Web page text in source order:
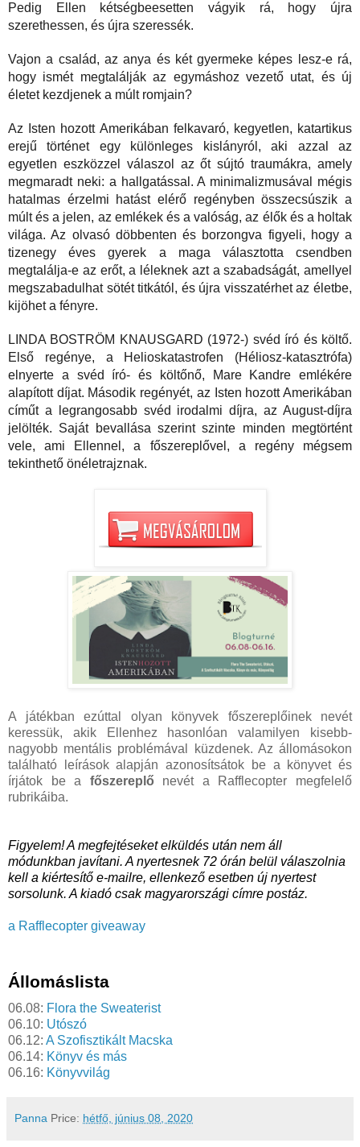
Pedig Ellen kétségbeesetten vágyik rá, hogy újra
szerethessen, és újra szeressék.
Vajon a család, az anya és két gyermeke képes lesz-e rá,
hogy ismét megtalálják az egymáshoz vezető utat, és új
életet kezdjenek a múlt romjain?
Az Isten hozott Amerikában felkavaró, kegyetlen, katartikus
erejű történet egy különleges kislányról, aki azzal az
egyetlen eszközzel válaszol az őt sújtó traumákra, amely
megmaradt neki: a hallgatással. A minimalizmusával mégis
hatalmas érzelmi hatást elérő regényben összecsúszik a
múlt és a jelen, az emlékek és a valóság, az élők és a holtak
világa. Az olvasó döbbenten és borzongva figyeli, hogy a
tizenegy éves gyerek a maga választotta csendben
megtalálja-e az erőt, a léleknek azt a szabadságát, amellyel
megszabadulhat sötét titkától, és újra visszatérhet az életbe,
kijöhet a fényre.
LINDA BOSTRÖM KNAUSGARD (1972-) svéd író és költő.
Első regénye, a Helioskatastrofen (Héliosz-katasztrófa)
elnyerte a svéd író- és költőnő, Mare Kandre emlékére
alapított díjat. Második regényét, az Isten hozott Amerikában
címűt a legrangosabb svéd irodalmi díjra, az August-díjra
jelölték. Saját bevallása szerint szinte minden megtörtént
vele, ami Ellennel, a főszereplővel, a regény mégsem
tekinthető önéletrajznak.
A játékban ezúttal olyan könyvek főszereplőinek nevét
keressük, akik Ellenhez hasonlóan valamilyen kisebb-
nagyobb mentális problémával küzdenek. Az állomásokon
található leírások alapján azonosítsátok be a könyvet és
írjátok be a főszereplő nevét a Rafflecopter megfelelő
rubrikáiba.
Figyelem! A megfejtéseket elküldés után nem áll
módunkban javítani. A nyertesnek 72 órán belül válaszolnia
kell a kiértesítő e-mailre, ellenkező esetben új nyertest
sorsolunk. A kiadó csak magyarországi címre postáz.
a Rafflecopter giveaway
Állomáslista
06.08: Flora the Sweaterist
06.10: Utószó
06.12: A Szofisztikált Macska
06.14: Könyv és más
06.16: Könyvvilág
Panna Price: hétfő, június 08, 2020